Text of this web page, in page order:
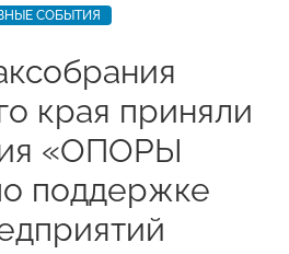
СОБЫТИЯ
края приняли
«ОПОРЫ
поддержке